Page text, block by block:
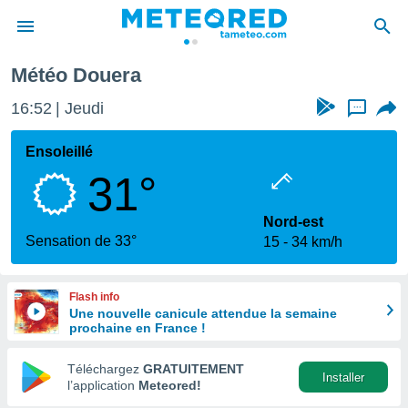
de
en
Météo Douera
16:52 Jeudi ...
Ensoleillé
31°
Sensation de 33°
Nord-est
15
34 km/h
Flash info
Une nouvelle canicule attendue la semaine
prochaine en France !
Téléchargez GRATUITEMENT
l’application Meteored!
Installer